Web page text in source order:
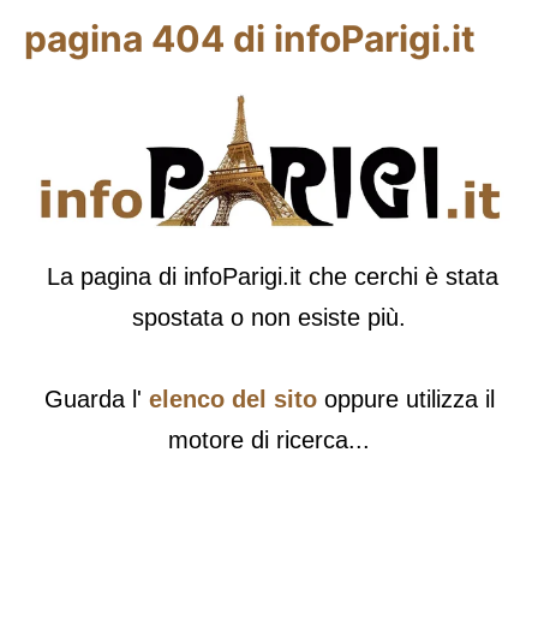
pagina 404 di infoParigi.it
La pagina di infoParigi.it che cerchi è stata
spostata o non esiste più.
Guarda l' elenco del sitooppure utilizza il
motore di ricerca...